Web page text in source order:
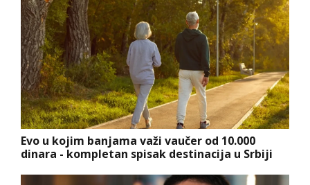
Evo u kojim banjama važi vaučer od 10.000
dinara - kompletan spisak destinacija u Srbiji